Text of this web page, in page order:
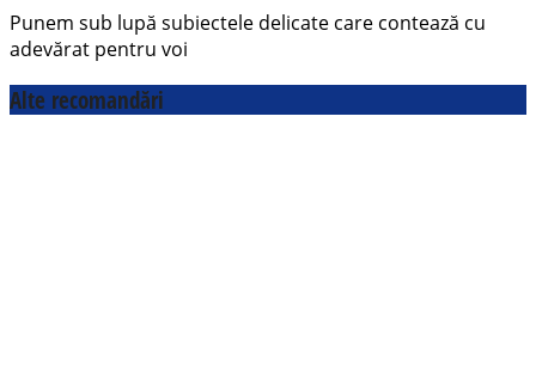
Punem sub lupă subiectele delicate care contează cu
adevărat pentru voi
Alte recomandări